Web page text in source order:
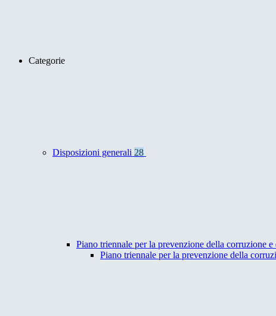
Categorie
Disposizioni generali 28
Piano triennale per la prevenzione della corruzione e
Piano triennale per la prevenzione della